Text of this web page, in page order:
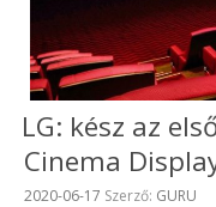
LG: kész az
Cinema
Beküldve:
2020-06-17 Szerző: GURU